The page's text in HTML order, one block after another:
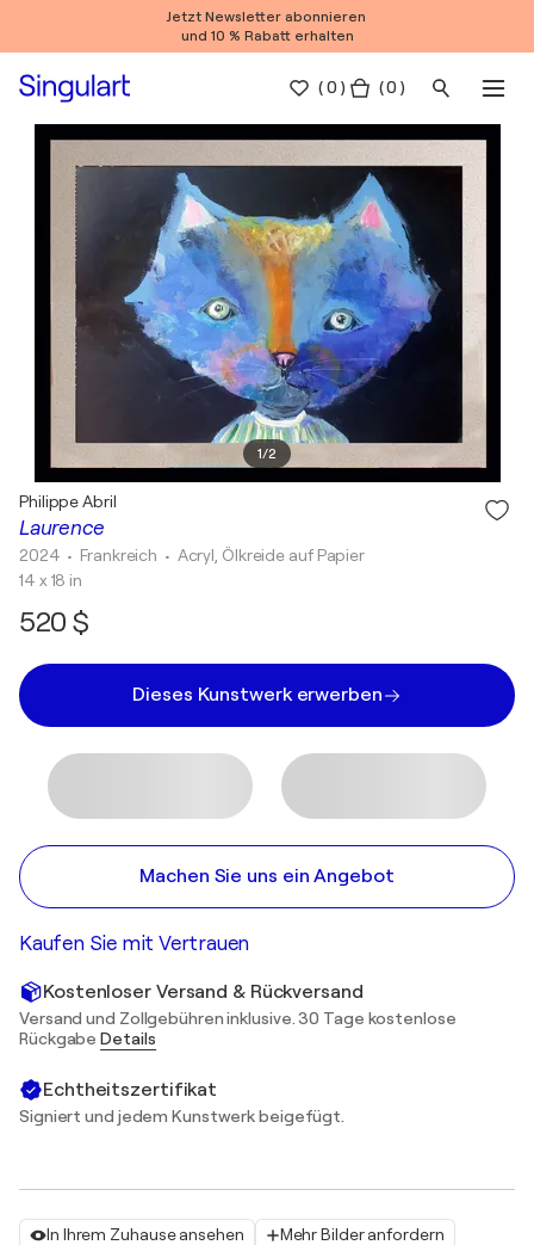
Jetzt Newsletter abonnieren
und 10 % Rabatt erhalten
(0 ) ( 0 )
1/2
In Ihrem Zuhause ansehen Mehr Bilder anfordern
Laurence
Philippe Abril
2024 • Frankreich • Acryl, Ölkreide auf Papier
14 x 18 in
520 $
Dieses Kunstwerk erwerben
Machen Sie uns ein Angebot
Kaufen Sie mit Vertrauen
Kostenloser Versand & Rückversand
Versand und Zollgebühren inklusive. 30 Tage kostenlose
RückgabeDetails
Echtheitszertifikat
Signiert und jedem Kunstwerk beigefügt.